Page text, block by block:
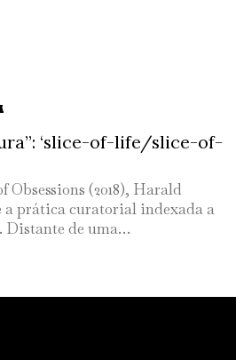
‘slice-of-life/slice-of-
(2018), Harald
a prática curatorial indexada a
Distante de uma…